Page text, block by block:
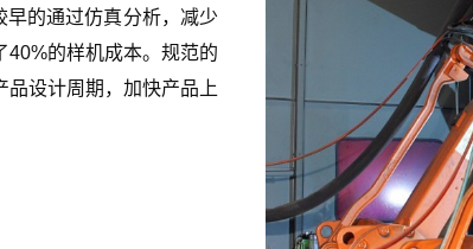
的通过仿真分析，减少
40%的样机成本。规范的
设计周期，加快产品上